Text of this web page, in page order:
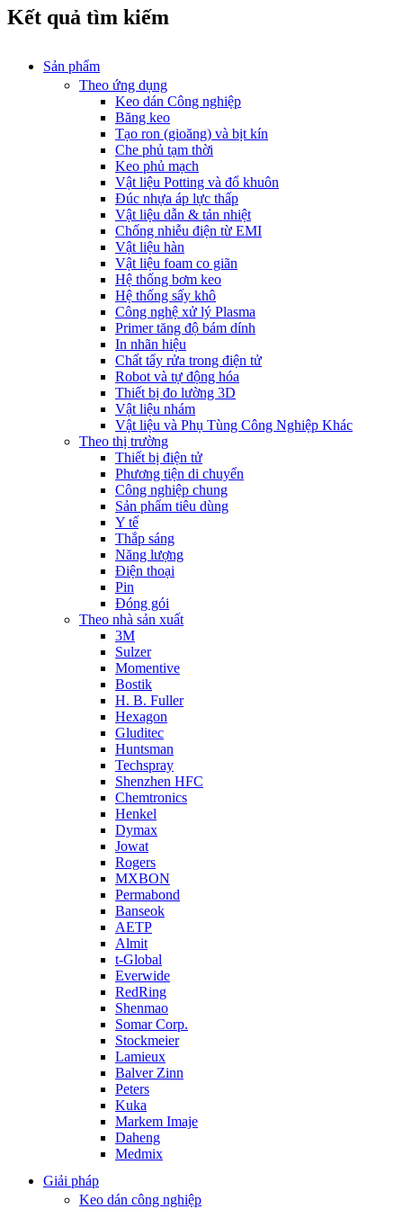
Kết quả tìm kiếm
Sản phẩm
Theo ứng dụng
Keo dán Công nghiệp
Băng keo
Tạo ron (gioăng) và bịt kín
Che phủ tạm thời
Keo phủ mạch
Vật liệu Potting và đổ khuôn
Đúc nhựa áp lực thấp
Vật liệu dẫn & tản nhiệt
Chống nhiễu điện từ EMI
Vật liệu hàn
Vật liệu foam co giãn
Hệ thống bơm keo
Hệ thống sấy khô
Công nghệ xử lý Plasma
Primer tăng độ bám dính
In nhãn hiệu
Chất tẩy rửa trong điện tử
Robot và tự động hóa
Thiết bị đo lường 3D
Vật liệu nhám
Vật liệu và Phụ Tùng Công Nghiệp Khác
Theo thị trường
Thiết bị điện tử
Phương tiện di chuyển
Công nghiệp chung
Sản phẩm tiêu dùng
Y tế
Thắp sáng
Năng lượng
Điện thoại
Pin
Đóng gói
Theo nhà sản xuất
3M
Sulzer
Momentive
Bostik
H. B. Fuller
Hexagon
Gluditec
Huntsman
Techspray
Shenzhen HFC
Chemtronics
Henkel
Dymax
Jowat
Rogers
MXBON
Permabond
Banseok
AETP
Almit
t-Global
Everwide
RedRing
Shenmao
Somar Corp.
Stockmeier
Lamieux
Balver Zinn
Peters
Kuka
Markem Imaje
Daheng
Medmix
Giải pháp
Keo dán công nghiệp